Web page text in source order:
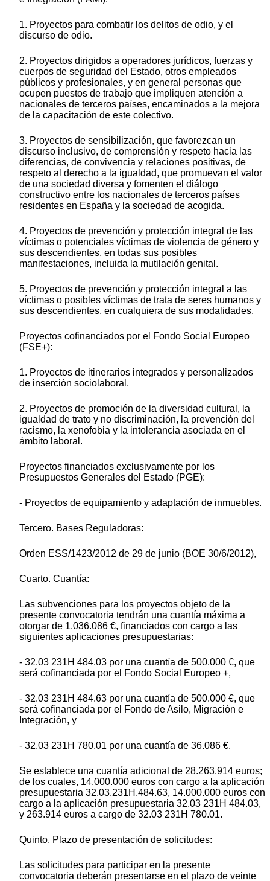
1. Proyectos para combatir los delitos de odio, y el
discurso de odio.
2. Proyectos dirigidos a operadores jurídicos, fuerzas y
cuerpos de seguridad del Estado, otros empleados
públicos y profesionales, y en general personas que
ocupen puestos de trabajo que impliquen atención a
nacionales de terceros países, encaminados a la mejora
de la capacitación de este colectivo.
3. Proyectos de sensibilización, que favorezcan un
discurso inclusivo, de comprensión y respeto hacia las
diferencias, de convivencia y relaciones positivas, de
respeto al derecho a la igualdad, que promuevan el valor
de una sociedad diversa y fomenten el diálogo
constructivo entre los nacionales de terceros países
residentes en España y la sociedad de acogida.
4. Proyectos de prevención y protección integral de las
víctimas o potenciales víctimas de violencia de género y
sus descendientes, en todas sus posibles
manifestaciones, incluida la mutilación genital.
5. Proyectos de prevención y protección integral a las
víctimas o posibles víctimas de trata de seres humanos y
sus descendientes, en cualquiera de sus modalidades.
Proyectos cofinanciados por el Fondo Social Europeo
(FSE+):
1. Proyectos de itinerarios integrados y personalizados
de inserción sociolaboral.
2. Proyectos de promoción de la diversidad cultural, la
igualdad de trato y no discriminación, la prevención del
racismo, la xenofobia y la intolerancia asociada en el
ámbito laboral.
Proyectos financiados exclusivamente por los
Presupuestos Generales del Estado (PGE):
- Proyectos de equipamiento y adaptación de inmuebles.
Tercero. Bases Reguladoras:
Orden ESS/1423/2012 de 29 de junio (BOE 30/6/2012),
Cuarto. Cuantía:
Las subvenciones para los proyectos objeto de la
presente convocatoria tendrán una cuantía máxima a
otorgar de 1.036.086 €, financiados con cargo a las
siguientes aplicaciones presupuestarias:
- 32.03 231H 484.03 por una cuantía de 500.000 €, que
será cofinanciada por el Fondo Social Europeo +,
- 32.03 231H 484.63 por una cuantía de 500.000 €, que
será cofinanciada por el Fondo de Asilo, Migración e
Integración, y
- 32.03 231H 780.01 por una cuantía de 36.086 €.
Se establece una cuantía adicional de 28.263.914 euros;
de los cuales, 14.000.000 euros con cargo a la aplicación
presupuestaria 32.03.231H.484.63, 14.000.000 euros con
cargo a la aplicación presupuestaria 32.03 231H 484.03,
y 263.914 euros a cargo de 32.03 231H 780.01.
Quinto. Plazo de presentación de solicitudes:
Las solicitudes para participar en la presente
convocatoria deberán presentarse en el plazo de veinte